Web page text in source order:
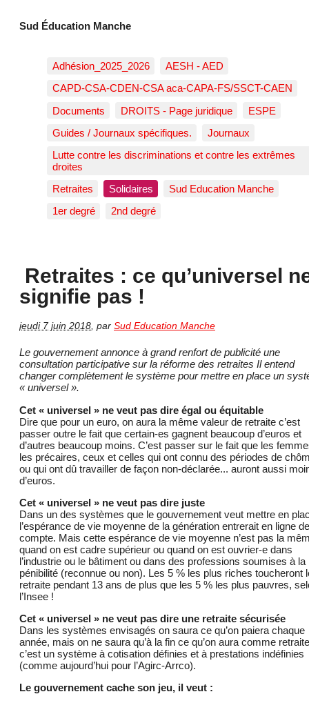
Sud Éducation Manche
Adhésion_2025_2026
AESH - AED
CAPD-CSA-CDEN-CSA aca-CAPA-FS/SSCT-CAEN
Documents
DROITS - Page juridique
ESPE
Guides / Journaux spécifiques.
Journaux
Lutte contre les discriminations et contre les extrêmes
droites
Retraites
Solidaires
Sud Education Manche
1er degré
2nd degré
Retraites : ce qu’universel
signifie pas !
jeudi 7 juin 2018 par Sud Education Manche
Le gouvernement annonce à grand renfort de publicité une
consultation participative sur la réforme des retraites Il entend
changer complètement le système pour mettre en place un
« universel ».
Cet « universel » ne veut pas dire égal ou équitable
Dire que pour un euro, on aura la même valeur de retraite c’est
passer outre le fait que certain-es gagnent beaucoup d’euros et
d’autres beaucoup moins. C’est passer sur le fait que les
les précaires, ceux et celles qui ont connu des périodes de
ou qui ont dû travailler de façon non-déclarée... auront aussi
d’euros.
Cet « universel » ne veut pas dire juste
Dans un des systèmes que le gouvernement veut mettre en
l’espérance de vie moyenne de la génération entrerait en ligne de
compte. Mais cette espérance de vie moyenne n’est pas la
quand on est cadre supérieur ou quand on est ouvrier-e dans
l’industrie ou le bâtiment ou dans des professions soumises à la
pénibilité (reconnue ou non). Les 5 % les plus riches toucheront
retraite pendant 13 ans de plus que les 5 % les plus pauvres,
l’Insee !
Cet « universel » ne veut pas dire une retraite sécurisée
Dans les systèmes envisagés on saura ce qu’on paiera chaque
année, mais on ne saura qu’à la fin ce qu’on aura comme
c’est un système à cotisation définies et à prestations indéfinies
(comme aujourd’hui pour l’Agirc-Arrco).
Le gouvernement cache son jeu, il veut :